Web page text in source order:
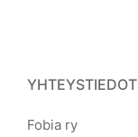
YHTEYSTIEDOT
Fobia ry